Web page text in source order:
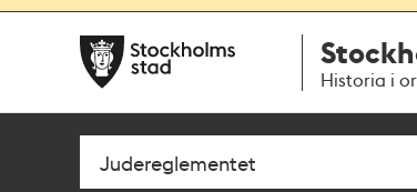
navigationen
huvudinnehållet
Historia i
Sök